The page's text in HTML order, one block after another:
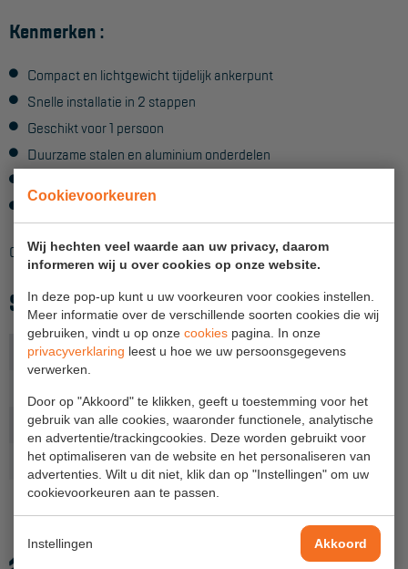
Cookievoorkeuren
Wij hechten veel waarde aan uw privacy, daarom
informeren wij u over cookies op onze website.
In deze pop-up kunt u uw voorkeuren voor cookies instellen.
Meer informatie over de verschillende soorten cookies die wij
gebruiken, vindt u op onze cookies pagina. In onze
privacyverklaring leest u hoe we uw persoonsgegevens
verwerken.
Door op "Akkoord" te klikken, geeft u toestemming voor het
gebruik van alle cookies, waaronder functionele, analytische
en advertentie/trackingcookies. Deze worden gebruikt voor
het optimaliseren van de website en het personaliseren van
advertenties. Wilt u dit niet, klik dan op "Instellingen" om uw
cookievoorkeuren aan te passen.
Instellingen Akkoord
Steiger overkapping
Hangbruginstallaties
Schilderwerkzaamheden
Industrieel onderhoud
Hoogwerkers
Telescoop hoogwerkers
Knikarmhoogwerkers
Spinhoogwerkers
Schaarhoogwerkers
Masthoogwerkers
Autohoogwerkers
Project toepassingen
Kenmerken :
Compact en lichtgewicht tijdelijk ankerpunt
Snelle installatie in 2 stappen
Geschikt voor 1 persoon
Duurzame stalen en aluminium onderdelen
Voldoet aan EN 795-B
Ook leverbaar met ander klembereik.
SPECIFICATIES
Toepassing Tijdelijk
Norm CE, EN 795 klasse B
Productlijn Sala